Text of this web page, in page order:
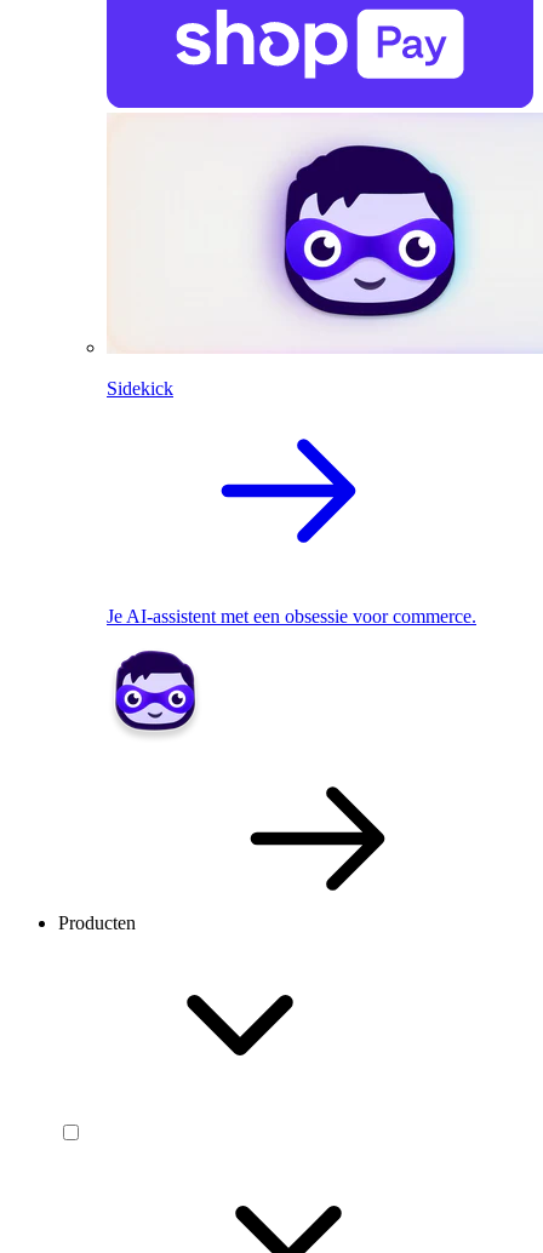
Sidekick
Je AI-assistent met een obsessie voor commerce.
Producten